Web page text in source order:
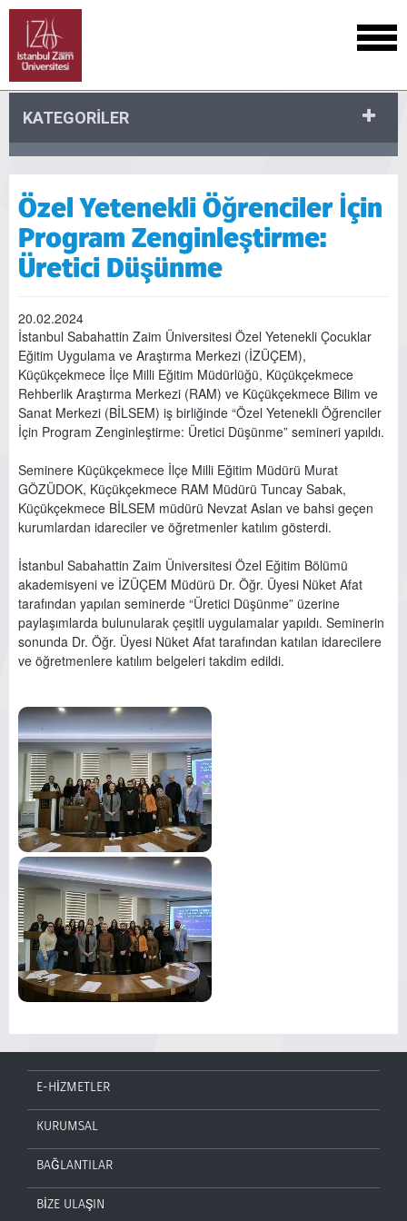
KATEGORİLER
Özel Yetenekli Öğrenciler İçin
Program Zenginleştirme:
Üretici Düşünme
20.02.2024
İstanbul Sabahattin Zaim Üniversitesi Özel Yetenekli Çocuklar
Eğitim Uygulama ve Araştırma Merkezi (İZÜÇEM),
Küçükçekmece İlçe Milli Eğitim Müdürlüğü, Küçükçekmece
Rehberlik Araştırma Merkezi (RAM) ve Küçükçekmece Bilim ve
Sanat Merkezi (BİLSEM) iş birliğinde “Özel Yetenekli Öğrenciler
İçin Program Zenginleştirme: Üretici Düşünme” semineri yapıldı.
Seminere Küçükçekmece İlçe Milli Eğitim Müdürü Murat
GÖZÜDOK, Küçükçekmece RAM Müdürü Tuncay Sabak,
Küçükçekmece BİLSEM müdürü Nevzat Aslan ve bahsi geçen
kurumlardan idareciler ve öğretmenler katılım gösterdi.
İstanbul Sabahattin Zaim Üniversitesi Özel Eğitim Bölümü
akademisyeni ve İZÜÇEM Müdürü Dr. Öğr. Üyesi Nüket Afat
tarafından yapılan seminerde “Üretici Düşünme” üzerine
paylaşımlarda bulunularak çeşitli uygulamalar yapıldı. Seminerin
sonunda Dr. Öğr. Üyesi Nüket Afat tarafından katılan idarecilere
ve öğretmenlere katılım belgeleri takdim edildi.
E-HİZMETLER
KURUMSAL
BAĞLANTILAR
BİZE ULAŞIN